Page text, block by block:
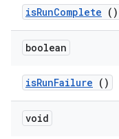
isRunComplete ()
boolean
isRunFailure ()
void